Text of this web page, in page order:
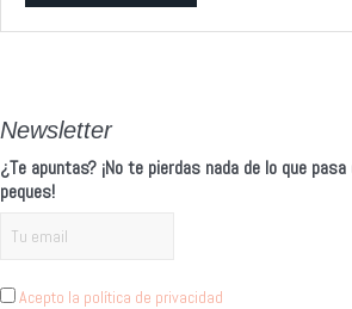
Newsletter
¿Te apuntas? ¡No te pierdas nada de lo que
peques!
Acepto la política de privacidad